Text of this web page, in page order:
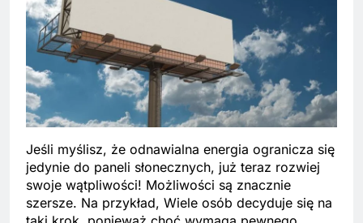
Jeśli myślisz, że odnawialna energia ogranicza się
jedynie do paneli słonecznych, już teraz rozwiej
swoje wątpliwości! Możliwości są znacznie
szersze. Na przykład, Wiele osób decyduje się na